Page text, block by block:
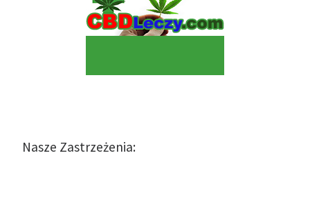
Nasze Zastrzeżenia: